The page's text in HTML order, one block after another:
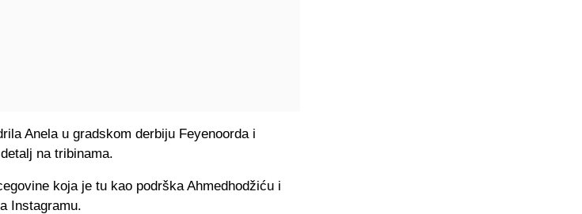
Anela u gradskom derbiju Feyenoorda i
na tribinama.
koja je tu kao podrška Ahmedhodžiću i
Instagramu.